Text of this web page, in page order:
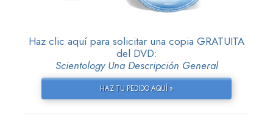
Haz clic aquí para solicitar una copia GRATUITA
del DVD:
Scientology Una Descripción General
HAZ TU PEDIDO AQUÍ »